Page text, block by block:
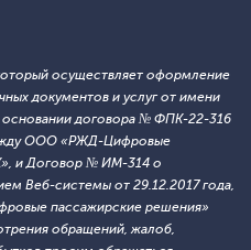
осуществляет оформление
документов и услуг от имени
договора № ФПК-22-316
ООО «РЖД-Цифровые
и Договор № ИМ-314 о
Веб-системы от 29.12.2017 года,
пассажирские решения»
обращений, жалоб,